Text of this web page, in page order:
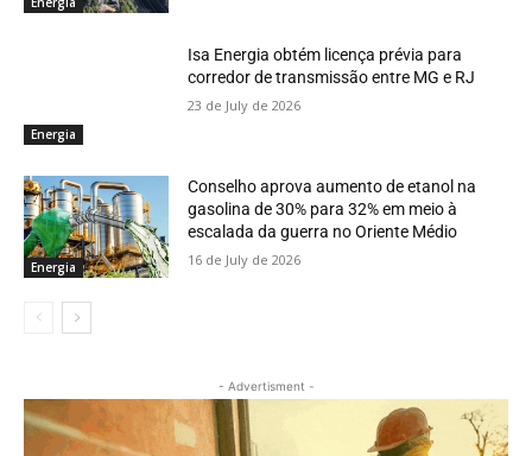
Energia
Isa Energia obtém licença prévia para
corredor de transmissão entre MG e RJ
23 de July de 2026
Energia
Conselho aprova aumento de etanol na
gasolina de 30% para 32% em meio à
escalada da guerra no Oriente Médio
16 de July de 2026
- Advertisment -